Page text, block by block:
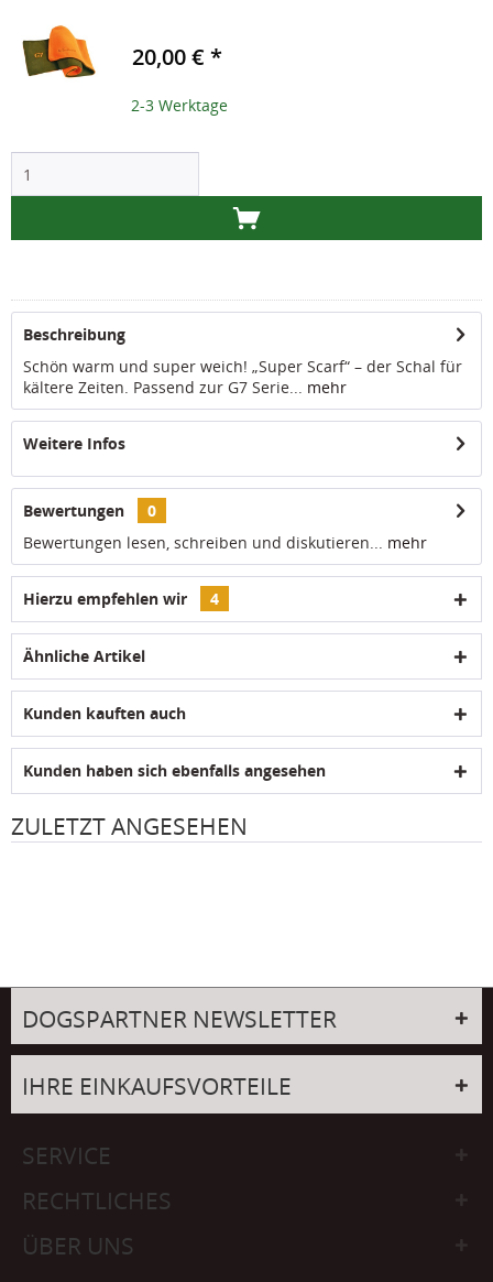
2-3 Werktage
20,00 € *
Beschreibung
Schön warm und super weich! „Super Scarf“ – der Schal für
kältere Zeiten. Passend zur G7 Serie... mehr
Weitere Infos
Bewertungen
0
Bewertungen lesen, schreiben und diskutieren... mehr
Hierzu empfehlen wir 4
Ähnliche Artikel
Kunden kauften auch
Kunden haben sich ebenfalls angesehen
ZULETZT ANGESEHEN
DOGSPARTNER NEWSLETTER
IHRE EINKAUFSVORTEILE
SERVICE
RECHTLICHES
ÜBER UNS